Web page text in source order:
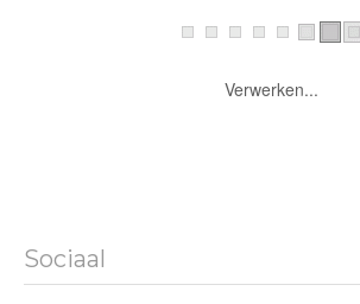
Verwerken...
Sociaal